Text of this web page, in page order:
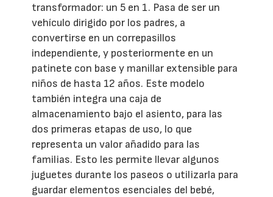
transformador: un 5 en 1. Pasa de ser un
vehículo dirigido por los padres, a
convertirse en un correpasillos
independiente, y posteriormente en un
patinete con base y manillar extensible para
niños de hasta 12 años. Este modelo
también integra una caja de
almacenamiento bajo el asiento, para las
dos primeras etapas de uso, lo que
representa un valor añadido para las
familias. Esto les permite llevar algunos
juguetes durante los paseos o utilizarla para
guardar elementos esenciales del bebé,